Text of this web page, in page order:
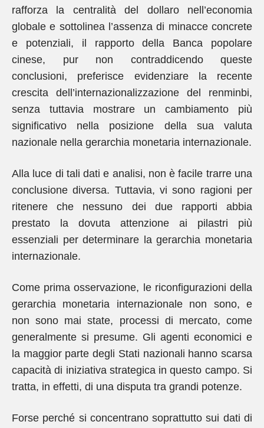
rafforza la centralità del dollaro nell’economia
globale e sottolinea l’assenza di minacce concrete
e potenziali, il rapporto della Banca popolare
cinese, pur non contraddicendo queste
conclusioni, preferisce evidenziare la recente
crescita dell’internazionalizzazione del renminbi,
senza tuttavia mostrare un cambiamento più
significativo nella posizione della sua valuta
nazionale nella gerarchia monetaria internazionale.
Alla luce di tali dati e analisi, non è facile trarre una
conclusione diversa. Tuttavia, vi sono ragioni per
ritenere che nessuno dei due rapporti abbia
prestato la dovuta attenzione ai pilastri più
essenziali per determinare la gerarchia monetaria
internazionale.
Come prima osservazione, le riconfigurazioni della
gerarchia monetaria internazionale non sono, e
non sono mai state, processi di mercato, come
generalmente si presume. Gli agenti economici e
la maggior parte degli Stati nazionali hanno scarsa
capacità di iniziativa strategica in questo campo. Si
tratta, in effetti, di una disputa tra grandi potenze.
Forse perché si concentrano soprattutto sui dati di